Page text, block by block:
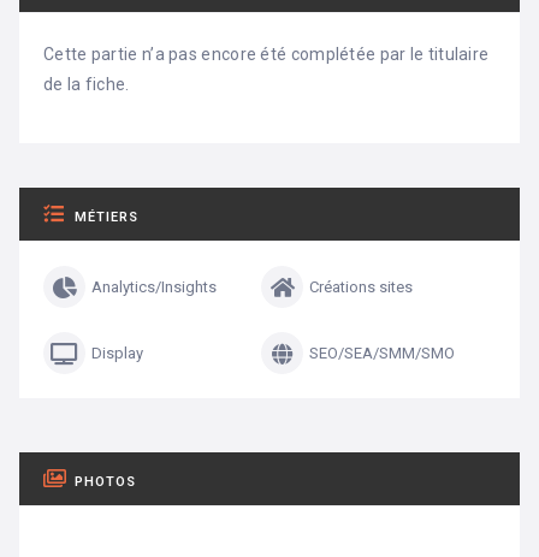
Cette partie n’a pas encore été complétée par le titulaire
de la fiche.
MÉTIERS
Analytics/Insights Créations sites
Display SEO/SEA/SMM/SMO
PHOTOS